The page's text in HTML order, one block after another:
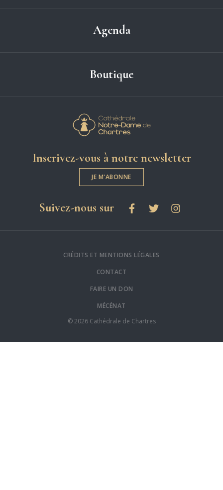
Agenda
Boutique
Inscrivez-vous à notre newsletter
JE M'ABONNE
Suivez-nous surles réseaux sociaux
FacebookTwitterInstagram
CRÉDITS ET MENTIONS LÉGALES
CONTACT
FAIRE UN DON
MÉCÉNAT
© 2026 Cathédrale de Chartres